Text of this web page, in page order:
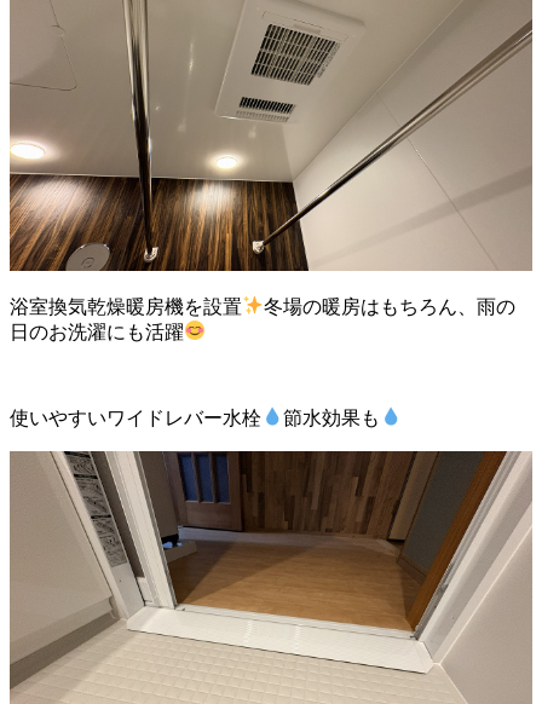
浴室換気乾燥暖房機を設置
冬場の暖房はもちろん、雨の
日のお洗濯にも活躍
使いやすいワイドレバー水栓 節水効果も